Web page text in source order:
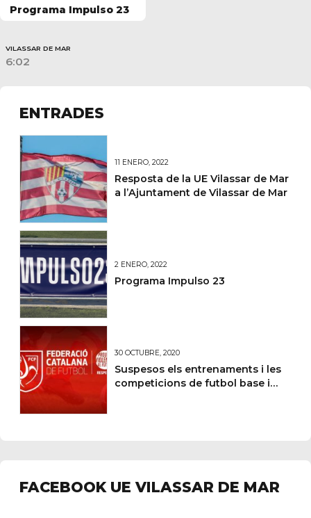
Programa Impulso 23
VILASSAR DE MAR
6:02
ENTRADES
11 ENERO, 2022
Resposta de la UE Vilassar de Mar
a l’Ajuntament de Vilassar de Mar
2 ENERO, 2022
Programa Impulso 23
30 OCTUBRE, 2020
Suspesos els entrenaments i les
competicions de futbol base i
FACEBOOK UE VILASSAR DE MAR